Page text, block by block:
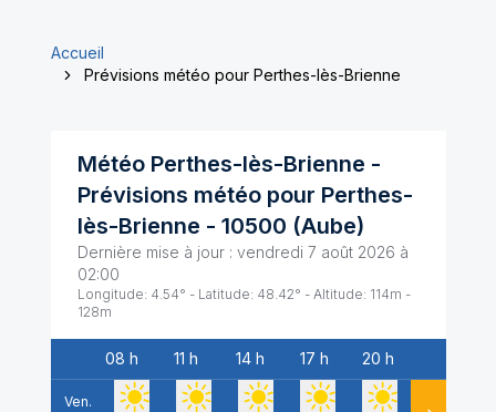
Accueil
Prévisions météo pour Perthes-lès-Brienne
Météo Perthes-lès-Brienne -
Prévisions météo pour Perthes-
lès-Brienne - 10500 (Aube)
Dernière mise à jour : vendredi 7 août 2026 à
02:00
Longitude: 4.54° - Latitude: 48.42° - Altitude: 114m -
128m
Date
08 h 11 h 14 h 17 h 20 h
Ven.